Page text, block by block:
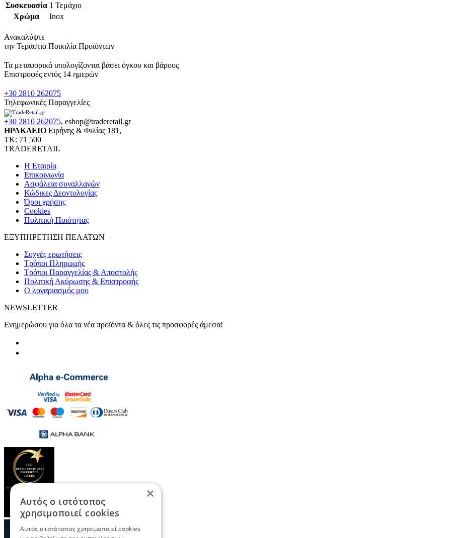
Συσκευασία 1 Τεμάχιο
Χρώμα
Inox
Ανακαλύψτε
την Τεράστια Ποικιλία Προϊόντων
Τα μεταφορικά υπολογίζονται βάσει όγκου και βάρους
Επιστροφές εντός 14 ημερών
+30 2810 262075
Τηλεφωνικές Παραγγελίες
+30 2810 262075, eshop@traderetail.gr
ΗΡΑΚΛΕΙΟ Ειρήνης & Φιλίας 181,
ΤΚ: 71 500
TRADERETAIL
H Εταιρία
Eπικοινωνία
Ασφάλεια συναλλαγών
Κώδικες Δεοντολογίας
Όροι χρήσης
Cookies
Πολιτική Ποιότητας
ΕΞΥΠΗΡΕΤΗΣΗ ΠΕΛΑΤΩΝ
Συχνές ερωτήσεις
Τρόποι Πληρωμής
Τρόποι Παραγγελίας & Αποστολής
Πολιτική Ακύρωσης & Επιστροφής
Ο λογαριασμός μου
NEWSLETTER
Ενημερώσου για όλα τα νέα προϊόντα & όλες τις προσφορές άμεσα!
×
Αυτός ο ιστότοπος
χρησιμοποιεί cookies
Αυτός ο ιστότοπος χρησιμοποιεί cookies